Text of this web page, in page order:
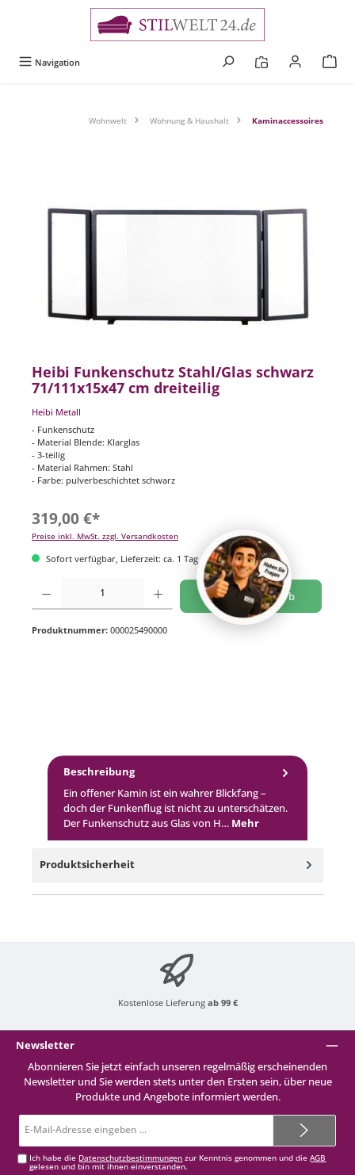
Navigation
Wohnwelt Wohnung & Haushalt Kaminaccessoires
Heibi Funkenschutz Stahl/Glas schwarz
71/111x15x47 cm dreiteilig
Heibi Metall
- Funkenschutz
- Material Blende: Klarglas
- 3-teilig
- Material Rahmen: Stahl
- Farbe: pulverbeschichtet schwarz
319,00 €*
Preise inkl. MwSt. zzgl. Versandkosten
Sofort verfügbar, Lieferzeit: ca. 1 Tag
Produkt Anzahl: Gib den gewünschten Wert ein oder benutze die Schaltflächen um
In den Warenkorb
Produktnummer: 000025490000
Beschreibung
Ein offener Kamin ist ein wahrer Blickfang –
doch der Funkenflug ist nicht zu unterschätzen.
Der Funkenschutz aus Glas von H… Mehr
Produktsicherheit
Kostenlose Lieferung ab 99 €
Newsletter
Abonnieren Sie jetzt einfach unseren regelmäßig erscheinenden
Newsletter und Sie werden stets unter den Ersten sein, über neue
Produkte und Angebote informiert werden.
Mail-
Ich habe die Datenschutzbestimmungen zur Kenntnis genommen und dieAGB
gelesen und bin mit ihnen einverstanden.